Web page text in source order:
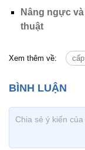
Nâng ngực
thuật
Xem thêm về: